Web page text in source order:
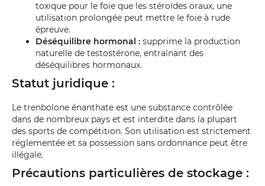
toxique pour le foie que les stéroïdes oraux, une
utilisation prolongée peut mettre le foie à rude
épreuve.
Déséquilibre hormonal : supprime la production
naturelle de testostérone, entraînant des
déséquilibres hormonaux.
Statut juridique :
Le trenbolone énanthate est une substance contrôlée
dans de nombreux pays et est interdite dans la plupart
des sports de compétition. Son utilisation est strictement
réglementée et sa possession sans ordonnance peut être
illégale.
Précautions particulières de stockage :